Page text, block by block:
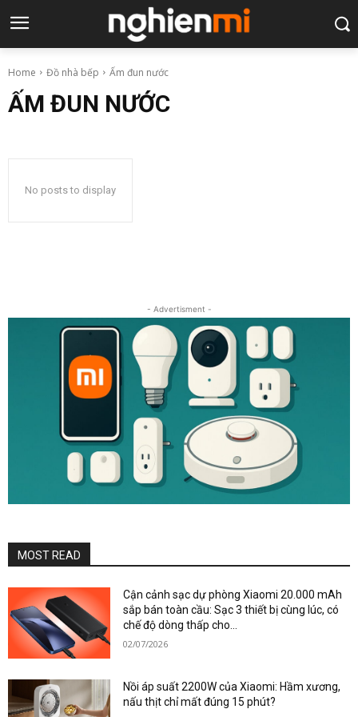
Home Đồ nhà bếp Ấm đun nước
ẤM ĐUN NƯỚC
No posts to display
- Advertisment -
MOST READ
Cận cảnh sạc dự phòng Xiaomi 20.000 mAh
sắp bán toàn cầu: Sạc 3 thiết bị cùng lúc, có
chế độ dòng thấp cho...
02/07/2026
Nồi áp suất 2200W của Xiaomi: Hầm xương,
nấu thịt chỉ mất đúng 15 phút?